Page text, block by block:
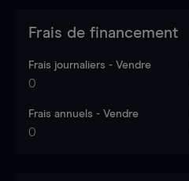
Frais de financement
Frais journaliers - Vendre
0
Frais annuels - Vendre
0